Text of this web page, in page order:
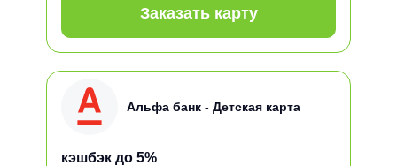
Заказать карту
Альфа банк - Детская карта
кэшбэк до 5%